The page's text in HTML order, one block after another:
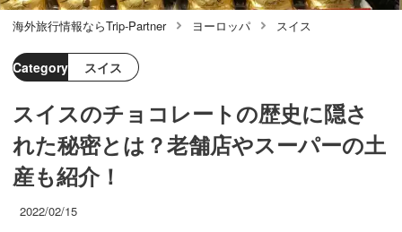
海外旅行情報ならTrip-Partner ヨーロッパ スイス
Category スイス
スイスのチョコレートの歴史に隠さ
れた秘密とは？老舗店やスーパーの土
産も紹介！
2022/02/15